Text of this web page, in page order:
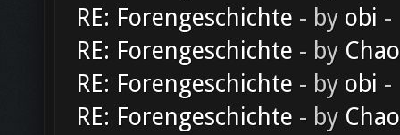
RE: Forengeschichte - by obi -
RE: Forengeschichte - by
RE: Forengeschichte - by obi -
RE: Forengeschichte - by